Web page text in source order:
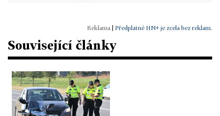
Předplatné HN+ je zcela bez reklam.
Související články